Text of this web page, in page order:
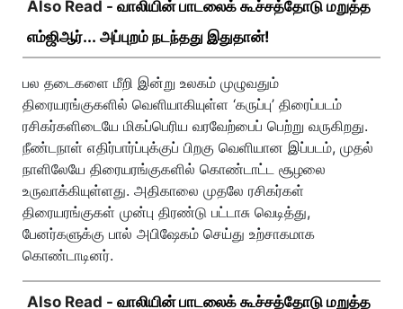
Also Read - வாலியின் பாடலைக் கூச்சத்தோடு மறுத்த
எம்ஜிஆர்... அப்புறம் நடந்தது இதுதான்!
பல தடைகளை மீறி இன்று உலகம் முழுவதும்
திரையரங்குகளில் வெளியாகியுள்ள ‘கருப்பு’ திரைப்படம்
ரசிகர்களிடையே மிகப்பெரிய வரவேற்பைப் பெற்று வருகிறது.
நீண்டநாள் எதிர்பார்ப்புக்குப் பிறகு வெளியான இப்படம், முதல்
நாளிலேயே திரையரங்குகளில் கொண்டாட்ட சூழலை
உருவாக்கியுள்ளது. அதிகாலை முதலே ரசிகர்கள்
திரையரங்குகள் முன்பு திரண்டு பட்டாசு வெடித்து,
பேனர்களுக்கு பால் அபிஷேகம் செய்து உற்சாகமாக
கொண்டாடினர்.
Also Read - வாலியின் பாடலைக் கூச்சத்தோடு மறுத்த